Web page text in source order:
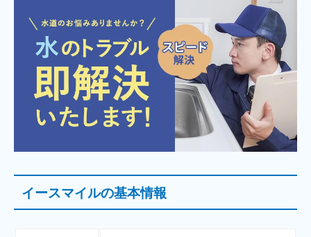
イースマイルの基本情報